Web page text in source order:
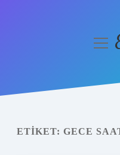
Yasal Uyarı
ETIKET: GECE